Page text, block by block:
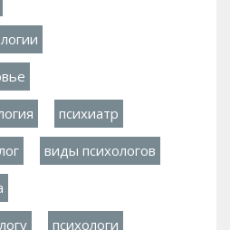
психиатр
виды психологов
психологи